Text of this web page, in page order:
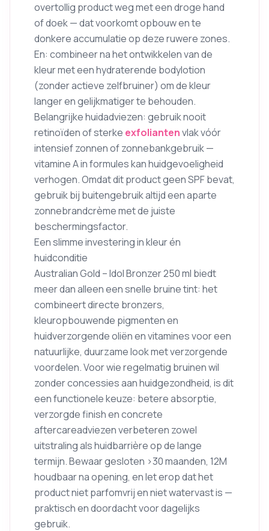
overtollig product weg met een droge hand
of doek — dat voorkomt opbouw en te
donkere accumulatie op deze ruwere zones.
En: combineer na het ontwikkelen van de
kleur met een hydraterende bodylotion
(zonder actieve zelfbruiner) om de kleur
langer en gelijkmatiger te behouden.
Belangrijke huidadviezen: gebruik nooit
retinoïden of sterke exfoliantenvlak vóór
intensief zonnen of zonnebankgebruik —
vitamine A in formules kan huidgevoeligheid
verhogen. Omdat dit product geen SPF bevat,
gebruik bij buitengebruik altijd een aparte
zonnebrandcrème met de juiste
beschermingsfactor.
Een slimme investering in kleur én
huidconditie
Australian Gold – Idol Bronzer 250 ml biedt
meer dan alleen een snelle bruine tint: het
combineert directe bronzers,
kleuropbouwende pigmenten en
huidverzorgende oliën en vitamines voor een
natuurlijke, duurzame look met verzorgende
voordelen. Voor wie regelmatig bruinen wil
zonder concessies aan huidgezondheid, is dit
een functionele keuze: betere absorptie,
verzorgde finish en concrete
aftercareadviezen verbeteren zowel
uitstraling als huidbarrière op de lange
termijn. Bewaar gesloten >30 maanden, 12M
houdbaar na opening, en let erop dat het
product niet parfomvrij en niet watervast is —
praktisch en doordacht voor dagelijks
gebruik.